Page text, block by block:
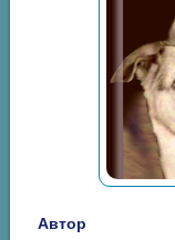
Автор